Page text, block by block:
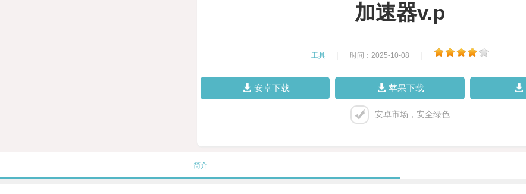
加速器v.p
工具 时间：2025-10-08
安卓下载 苹果下载
安卓市场，安全绿色
简介